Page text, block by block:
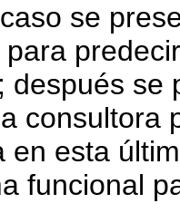
se
después se
consultora
en esta
funcional